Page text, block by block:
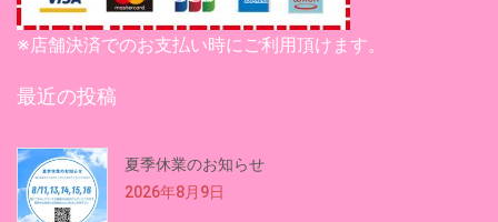
※店舗決済でのお支払い時にご利用頂けます。
最近の投稿
夏季休業のお知らせ
2026年8月9日